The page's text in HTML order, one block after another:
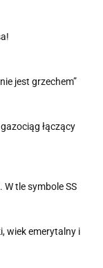
jest grzechem”
łączący
tle symbole SS
wiek emerytalny i